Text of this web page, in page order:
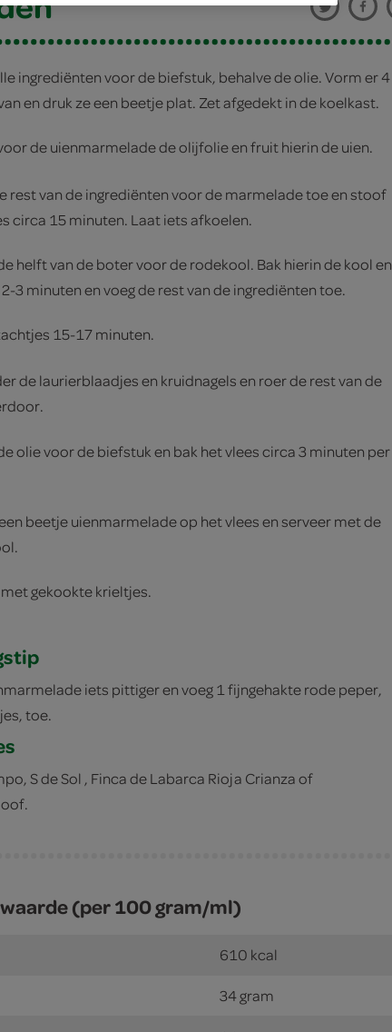
ingrediënten voor de biefstuk, behalve de olie. Vorm er 4
en druk ze een beetje plat. Zet afgedekt in de koelkast.
de uienmarmelade de olijfolie en fruit hierin de uien.
rest van de ingrediënten voor de marmelade toe en stoof
circa 15 minuten. Laat iets afkoelen.
helft van de boter voor de rodekool. Bak hierin de kool en
3 minuten en voeg de rest van de ingrediënten toe.
15-17 minuten.
de laurierblaadjes en kruidnagels en roer de rest van de
olie voor de biefstuk en bak het vlees circa 3 minuten per
beetje uienmarmelade op het vlees en serveer met de
gekookte krieltjes.
iets pittiger en voeg 1 fijngehakte rode peper,
toe.
S de Sol , Finca de Labarca Rioja Crianza of
(per 100 gram/ml)
610 kcal
34 gram